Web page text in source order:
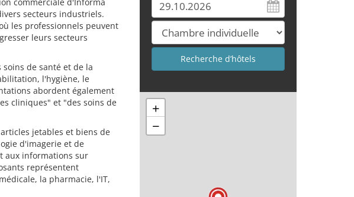
secteurs industriels.
les professionnels peuvent
leurs secteurs
de santé et de la
l'hygiène, le
abordent également
cliniques" et "des soins de
jetables et biens de
d'imagerie et de
aux informations sur
représentent
la pharmacie, l'IT,
+
−